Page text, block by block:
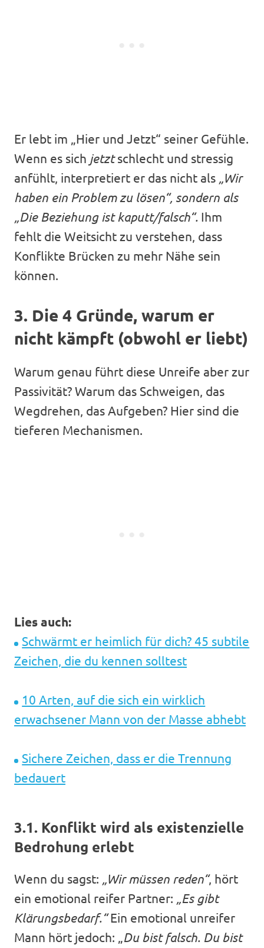
Er lebt im „Hier und Jetzt“ seiner Gefühle.
Wenn es sich jetztschlecht und stressig
anfühlt, interpretiert er das nicht als „Wir
haben ein Problem zu lösen“, sondern als
„Die Beziehung ist kaputt/falsch“. Ihm
fehlt die Weitsicht zu verstehen, dass
Konflikte Brücken zu mehr Nähe sein
können.
3. Die 4 Gründe, warum er
nicht kämpft (obwohl er liebt)
Warum genau führt diese Unreife aber zur
Passivität? Warum das Schweigen, das
Wegdrehen, das Aufgeben? Hier sind die
tieferen Mechanismen.
Lies auch:
Schwärmt er heimlich für dich? 45 subtile
Zeichen, die du kennen solltest
10 Arten, auf die sich ein wirklich
erwachsener Mann von der Masse abhebt
Sichere Zeichen, dass er die Trennung
bedauert
3.1. Konflikt wird als existenzielle
Bedrohung erlebt
Wenn du sagst: „Wir müssen reden“, hört
ein emotional reifer Partner: „Es gibt
Klärungsbedarf.“Ein emotional unreifer
Mann hört jedoch: „Du bist falsch. Du bist